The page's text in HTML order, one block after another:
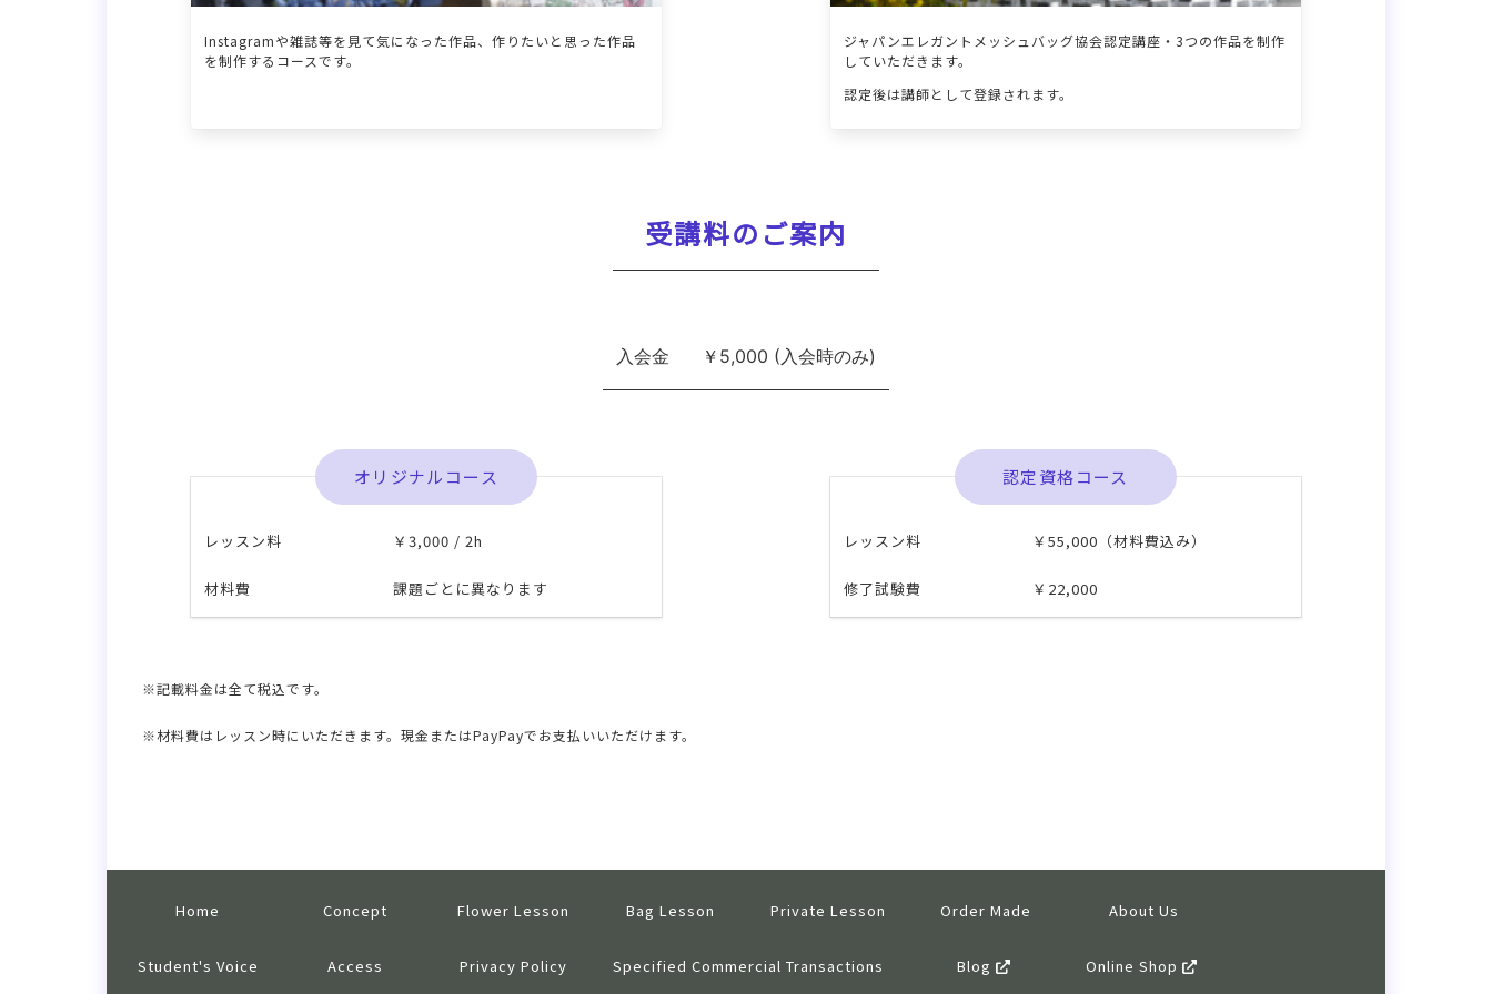
Instagramや雑誌等を見て気になった作品、作りたいと思った作品
を制作するコースです。
ジャパンエレガントメッシュバッグ協会認定講座・3つの作品を制作
していただきます。
認定後は講師として登録されます。
受講料のご案内
入会金 ￥5,000 (入会時のみ)
オリジナルコース
レッスン料 ￥3,000 / 2h
材料費 課題ごとに異なります
認定資格コース
レッスン料 ￥55,000（材料費込み）
修了試験費 ￥22,000
※記載料金は全て税込です。
※材料費はレッスン時にいただきます。現金またはPayPayでお支払いいただけます。
Home Concept Flower Lesson Bag Lesson Private Lesson Order Made About Us
Student's Voice Access Privacy Policy Specified Commercial Transactions Blog Online Shop